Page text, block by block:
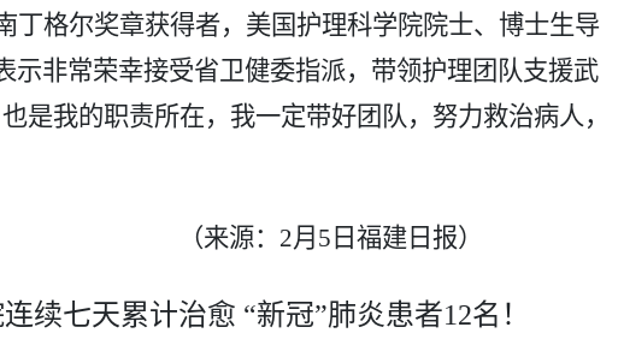
丁格尔奖章获得者，美国护理科学院院士、博士生导
示非常荣幸接受省卫健委指派，带领护理团队支援武
是我的职责所在，我一定带好团队，努力救治病人，
（来源： 2月5日福建日报）
续七天累计治愈 “新冠”肺炎患者12名！